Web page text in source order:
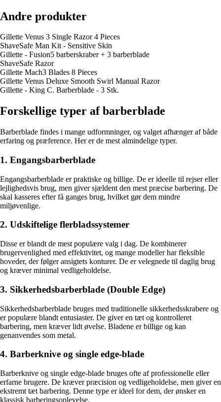
Andre produkter
Gillette Venus 3 Single Razor 4 Pieces
ShaveSafe Man Kit - Sensitive Skin
Gillette - Fusion5 barberskraber + 3 barberblade
ShaveSafe Razor
Gillette Mach3 Blades 8 Pieces
Gillette Venus Deluxe Smooth Swirl Manual Razor
Gillette - King C. Barberblade - 3 Stk.
Forskellige typer af barberblade
Barberblade findes i mange udformninger, og valget afhænger af både
erfaring og præference. Her er de mest almindelige typer.
1. Engangsbarberblade
Engangsbarberblade er praktiske og billige. De er ideelle til rejser eller
lejlighedsvis brug, men giver sjældent den mest præcise barbering. De
skal kasseres efter få ganges brug, hvilket gør dem mindre
miljøvenlige.
2. Udskiftelige flerbladssystemer
Disse er blandt de mest populære valg i dag. De kombinerer
brugervenlighed med effektivitet, og mange modeller har fleksible
hoveder, der følger ansigtets konturer. De er velegnede til daglig brug
og kræver minimal vedligeholdelse.
3. Sikkerhedsbarberblade (Double Edge)
Sikkerhedsbarberblade bruges med traditionelle sikkerhedsskrabere og
er populære blandt entusiaster. De giver en tæt og kontrolleret
barbering, men kræver lidt øvelse. Bladene er billige og kan
genanvendes som metal.
4. Barberknive og single edge-blade
Barberknive og single edge-blade bruges ofte af professionelle eller
erfarne brugere. De kræver præcision og vedligeholdelse, men giver en
ekstremt tæt barbering. Denne type er ideel for dem, der ønsker en
klassisk barberingsoplevelse.